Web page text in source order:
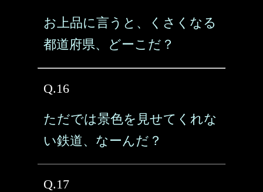
お上品に言うと、くさくなる
都道府県、どーこだ？
Q.16
ただでは景色を見せてくれな
い鉄道、なーんだ？
Q.17